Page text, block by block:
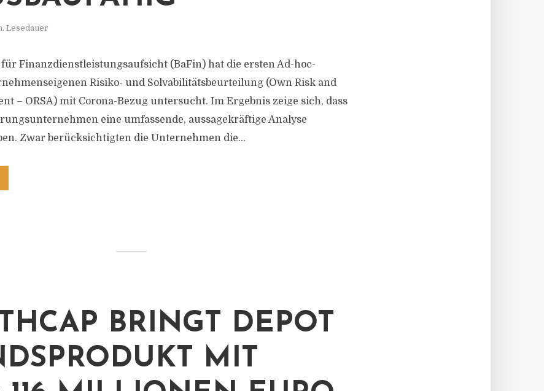
Lesedauer
Finanzdienstleistungsaufsicht (BaFin) hat die ersten Ad-hoc-
Risiko- und Solvabilitätsbeurteilung (Own Risk and
– ORSA) mit Corona-Bezug untersucht. Im Ergebnis zeige sich, dass
eine umfassende, aussagekräftige Analyse
Zwar berücksichtigten die Unternehmen die...
BRINGT DEPOT
MIT